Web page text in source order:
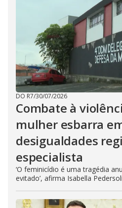
DO R7/30/07/2026
Combate à
mulher esbarra
desigualdades
especialista
‘O feminicídio é uma tragédia
evitado’, afirma Isabella Pedersoli